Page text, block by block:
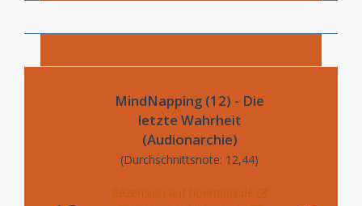
MindNapping (12) - Die
letzte Wahrheit
(Audionarchie)
(Durchschnittsnote: 12,44)
Rezension auf hoertipps.de